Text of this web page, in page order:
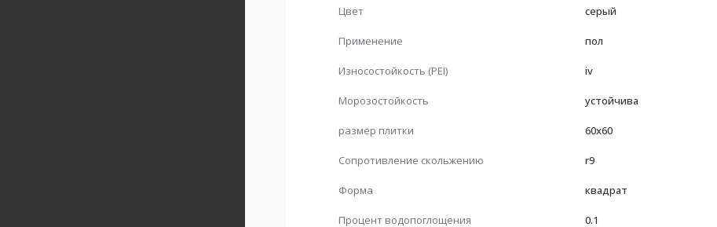
Цвет серый
Применение пол
Износостойкость (PEI) iv
Морозостойкость устойчива
размер плитки 60x60
Сопротивление скольжению r9
Форма квадрат
Процент водопоглощения 0.1